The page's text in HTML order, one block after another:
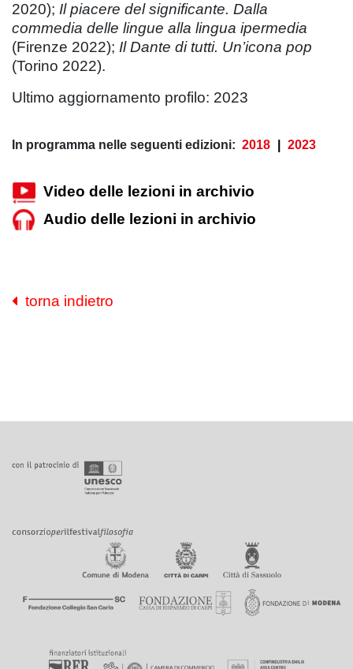
2020); Il piacere del significante. Dalla
commedia delle lingue alla lingua ipermedia
(Firenze 2022); Il Dante di tutti. Un’icona pop
(Torino 2022).
Ultimo aggiornamento profilo: 2023
In programma nelle seguenti edizioni: 2018 2023
Video delle lezioni in archivio
Audio delle lezioni in archivio
torna indietro